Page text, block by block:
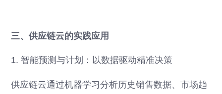
三、供应链云的实践应用
1. 智能预测与计划：以数据驱动精准决策
供应链云通过机器学习分析历史销售数据、市场趋